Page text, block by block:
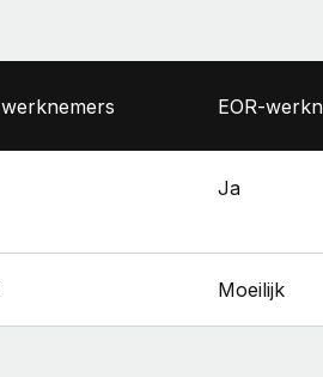
EOR-
Ja
Moeilijk